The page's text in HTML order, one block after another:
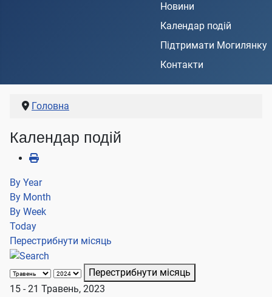
Новини
Календар подій
Підтримати Могилянку
Контакти
Головна
Календар подій
By Year
By Month
By Week
Today
Перестрибнути місяць
Перестрибнути місяць
15 - 21 Травень, 2023